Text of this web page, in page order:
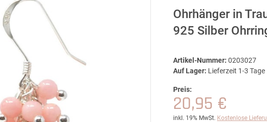
Ohrhänger in
925 Silber
Artikel-Nummer: 0203027
Auf Lager: Lieferzeit 1-3 Tage
Preis:
20,95 €
inkl. 19% MwSt. Kostenlose